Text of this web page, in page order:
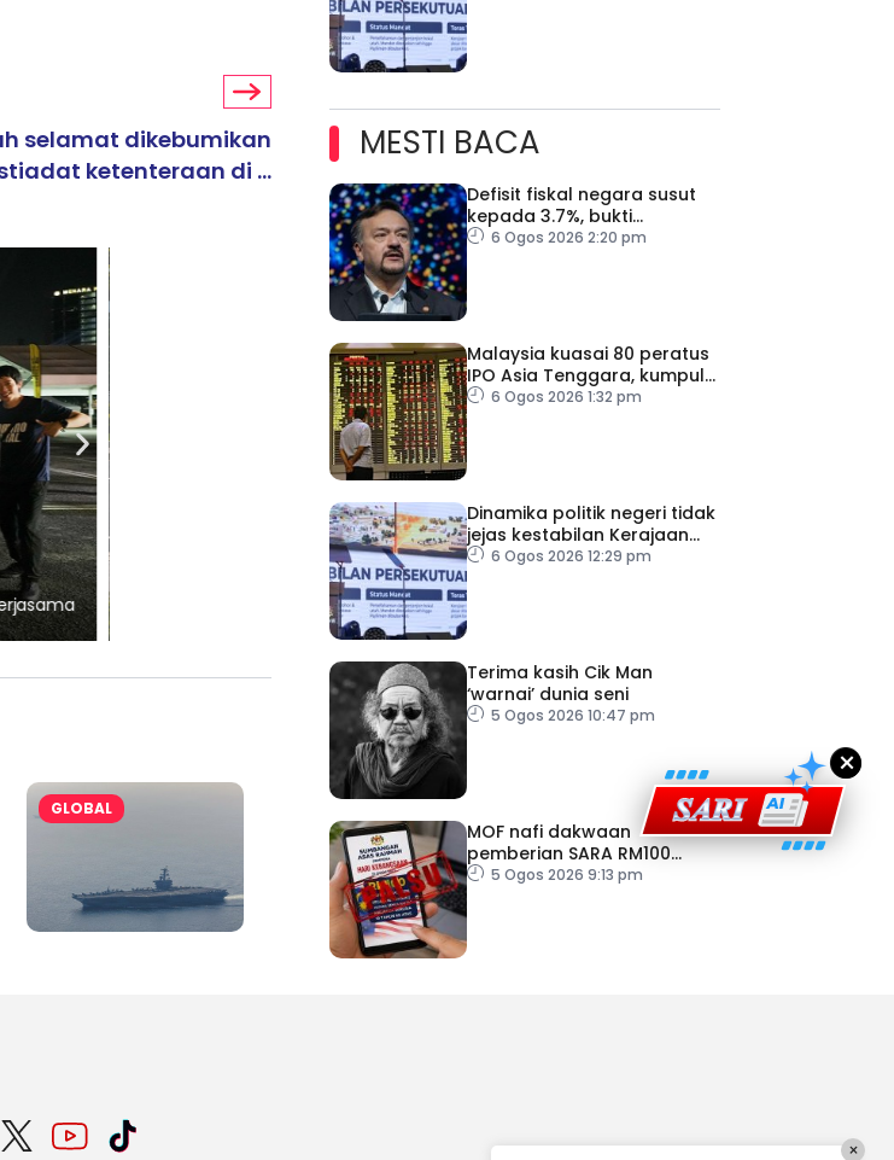
selamat dikebumikan
ketenteraan di ...
Ajinomoto (Malaysia) Berhad Perkasa SCORE Marathon 2026 Melalui Kerjasama
aminoVITAL® Bersama Pempengaruh Larian Antarabangsa
GLOBAL
MESTI BACA
Defisit fiskal negara susut
kepada 3.7%, bukti
keyakinan pelabur masih
6 Ogos 2026 2:20 pm
Malaysia kuasai 80 peratus
IPO Asia Tenggara, kumpul
AS$1.4 bilion separuh
6 Ogos 2026 1:32 pm
Dinamika politik negeri tidak
jejas kestabilan Kerajaan
Perpaduan Persekutuan –
6 Ogos 2026 12:29 pm
Terima kasih Cik Man
‘warnai’ dunia seni
5 Ogos 2026 10:47 pm
MOF nafi dakwaan
pemberian SARA RM100
sempena Hari Kebangsaan
5 Ogos 2026 9:13 pm
×
×